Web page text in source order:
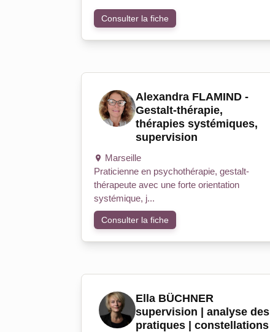
Consulter la fiche
Alexandra FLAMIND -
Gestalt-thérapie,
thérapies systémiques,
supervision
Marseille
Praticienne en psychothérapie, gestalt-
thérapeute avec une forte orientation
systémique, j...
Consulter la fiche
Ella BÜCHNER
supervision | analyse des
pratiques | constellations